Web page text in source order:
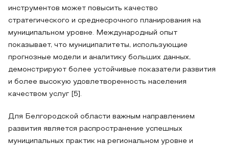
инструментов может повысить качество
стратегического и среднесрочного планирования на
муниципальном уровне. Международный опыт
показывает, что муниципалитеты, использующие
прогнозные модели и аналитику больших данных,
демонстрируют более устойчивые показатели развития
и более высокую удовлетворенность населения
качеством услуг [5].
Для Белгородской области важным направлением
развития является распространение успешных
муниципальных практик на региональном уровне и